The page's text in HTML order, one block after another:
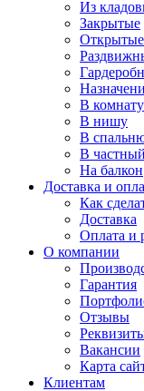
Из
Закрытые
Открытые
В комнату
В нишу
В
В
На балкон
Доставка и
Как
Доставка
Оплата и
О компании
Гарантия
Отзывы
Вакансии
Карта
Клиентам